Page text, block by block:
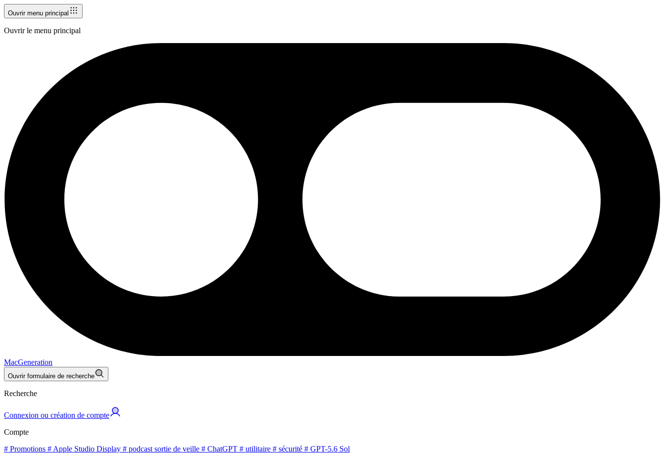
Ouvrir menu principal
Ouvrir le menu principal
MacGeneration
Ouvrir formulaire de recherche
Recherche
Connexion ou création de compte
Compte
# Promotions # Apple Studio Display # podcast sortie de veille # ChatGPT # utilitaire # sécurité # GPT-5.6 Sol